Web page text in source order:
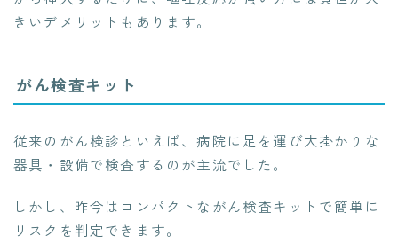
きいデメリットもあります。
がん検査キット
従来のがん検診といえば、病院に足を運び大掛かりな
器具・設備で検査するのが主流でした。
しかし、昨今はコンパクトながん検査キットで簡単に
リスクを判定できます。